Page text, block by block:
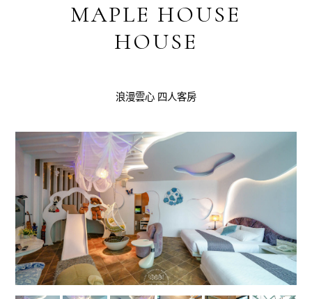
MAPLE HOUSE
HOUSE
浪漫雲心 四人客房